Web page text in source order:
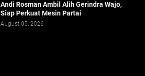
Andi Rosman Ambil Alih Gerindra Wajo,
Siap Perkuat Mesin Partai
August 05, 2026